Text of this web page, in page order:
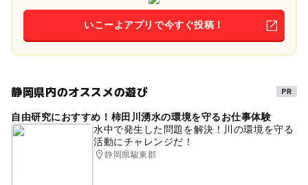
いこーよアプリで今すぐ投稿！
静岡県内のオススメの遊び
自由研究におすすめ！柿田川湧水の環境を守るお仕事体験
水中で発生した問題を解決！川の環境を守る
活動にチャレンジだ！
静岡県駿東郡